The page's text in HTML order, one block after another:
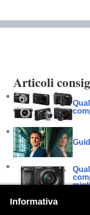
Articoli
Informativa